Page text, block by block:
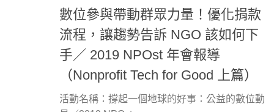
數位參與帶動群眾力量！優化捐款
流程，讓趨勢告訴 NGO 該如何下
手／ 2019 NPOst 年會報導
（Nonprofit Tech for Good 上篇）
活動名稱：撐起一個地球的好事：公益的數位動